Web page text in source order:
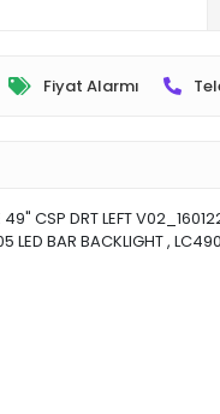
Fiyat Alarmı
DRT LEFT
BAR BACKLIGHT ,